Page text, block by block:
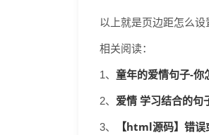
以上就是页边距怎么设
相关阅读：
1、 童年的爱情句子-你
2、 爱情 学习结合的句
3、 【html源码】错